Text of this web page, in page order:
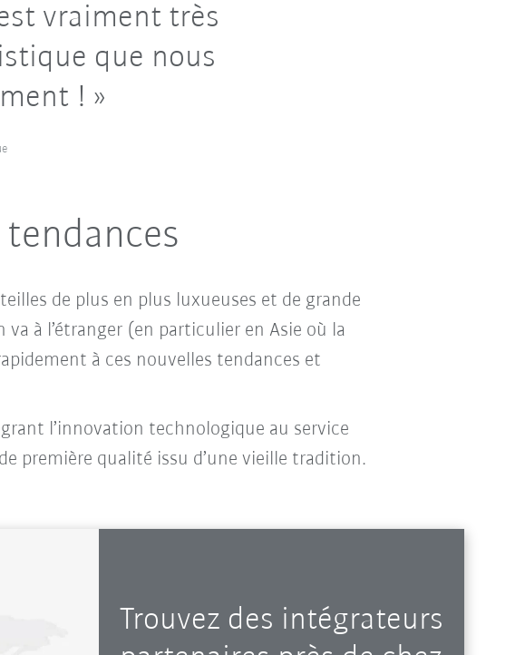
vraiment très
que nous
!
de plus en plus luxueuses et de grande
à l’étranger (en particulier en Asie où la
à ces nouvelles tendances et
l’innovation technologique au service
première qualité issu d’une vieille tradition.
Trouvez des intégrateurs